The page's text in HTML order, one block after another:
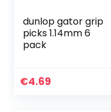
dunlop gator grip
picks 1.14mm 6
pack
€4.69